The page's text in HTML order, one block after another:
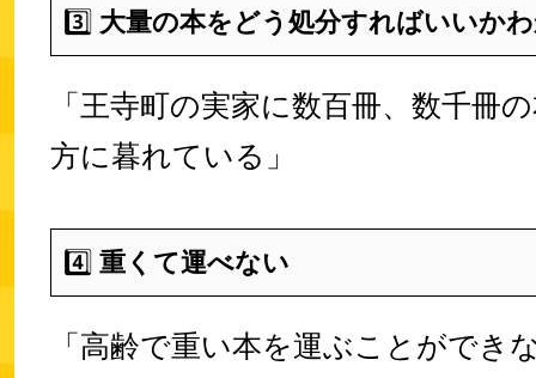
3️⃣ 大量の本をどう処分すればいいか
「王寺町の実家に数百冊、数千冊
方に暮れている」
4️⃣ 重くて運べない
「高齢で重い本を運ぶことができ